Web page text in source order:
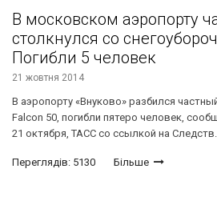
В московском аэропорту
столкнулся со
Погибли 5 человек
21 жовтня 2014
В аэропорту «Внуково» разбился
Falcon 50, погибли пятеро человек,
21 октября, ТАСС со ссылкой на Следств...
Переглядів: 5130 Більше